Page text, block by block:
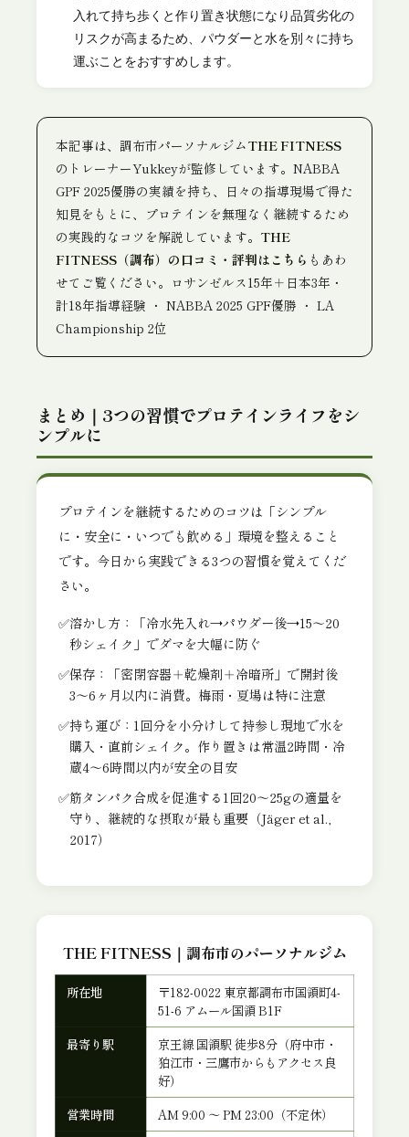
入れて持ち歩くと作り置き状態になり品質劣化の
リスクが高まるため、パウダーと水を別々に持ち
運ぶことをおすすめします。
本記事は、調布市パーソナルジムTHE FITNESS
のトレーナーYukkeyが監修しています。NABBA
GPF 2025優勝の実績を持ち、日々の指導現場で得た
知見をもとに、プロテインを無理なく継続するため
の実践的なコツを解説しています。 THE
FITNESS（調布）の口コミ・評判はこちら もあわ
せてご覧ください。ロサンゼルス15年＋日本3年・
計18年指導経験 ・ NABBA 2025 GPF優勝 ・ LA
Championship 2位
まとめ｜3つの習慣でプロテインライフをシ
ンプルに
プロテインを継続するためのコツは「シンプル
に・安全に・いつでも飲める」環境を整えること
です。今日から実践できる3つの習慣を覚えてくだ
さい。
溶かし方：「冷水先入れ→パウダー後→15〜20
秒シェイク」でダマを大幅に防ぐ
保存：「密閉容器＋乾燥剤＋冷暗所」で開封後
3〜6ヶ月以内に消費。梅雨・夏場は特に注意
持ち運び：1回分を小分けして持参し現地で水を
購入・直前シェイク。作り置きは常温2時間・冷
蔵4〜6時間以内が安全の目安
筋タンパク合成を促進する1回20〜25gの適量を
守り、継続的な摂取が最も重要（Jäger et al.,
2017）
THE FITNESS｜調布市のパーソナルジム
所在地
〒182-0022 東京都調布市国領町4-
51-6 アムール国領 B1F
最寄り駅
京王線 国領駅 徒歩8分（府中市・
狛江市・三鷹市からもアクセス良
好）
営業時間
AM 9:00 ～ PM 23:00（不定休）